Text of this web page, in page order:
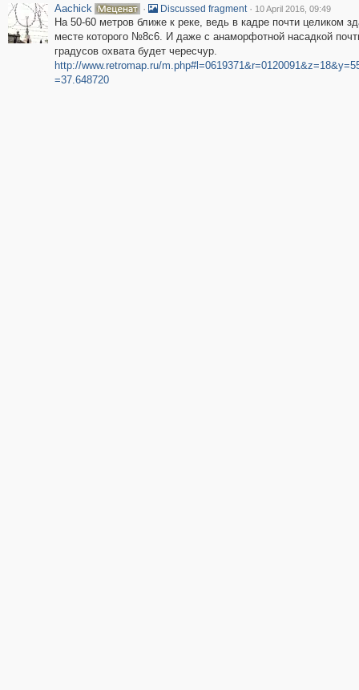
Aachick · Discussed fragment · 10 April 2016, 09:49
На 50-60 метров ближе к реке, ведь в кадре почти целиком
месте которого №8с6. И даже с анаморфотной насадкой
градусов охвата будет чересчур.
http://www.retromap.ru/
=37.648720